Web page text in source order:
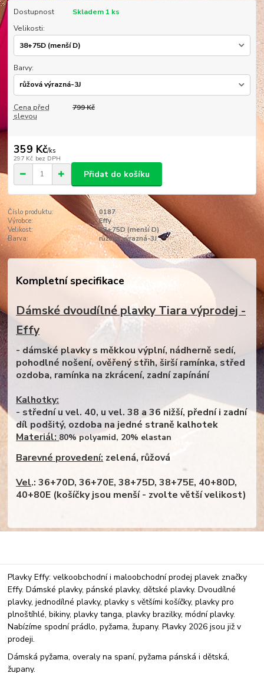
Dostupnost
Skladem 1 ks
Velikosti:
Barvy:
Cena před
slevou
799 Kč
359 Kč/ks
297 Kč bez DPH
Přidat do košíku
Číslo produktu:
0187
Výrobce:
Effy
Velikost:
38+75D (menší D)
Barva:
růžová výrazná-3J
Kompletní specifikace
Dámské dvoudílné plavky Tiara výprodej -
Effy
- dámské plavky s měkkou výplní, nádherně sedí,
pohodlné nošení, ověřený střih, širší ramínka, střed
ozdoba, ramínka na zkrácení, zadní zapínání
Kalhotky:
- střední u vel. 40, u vel. 38 a 36 nižší, přední i zadní
díl podšitý, ozdoba na jedné straně kalhotek
Materiál: 80% polyamid, 20% elastan
Barevné provedení: zelená, růžová
Vel.: 36+70D, 36+70E, 38+75D, 38+75E, 40+80D,
40+80E (košíčky jsou menší - zvolte větší velikost)
Plavky Effy: velkoobchodní i maloobchodní prodej plavek značky
Effy. Dámské plavky, pánské plavky, dětské plavky. Dvoudílné
plavky, jednodílné plavky, plavky s většími košíčky, plavky pro
plnoštíhlé, bikiny, plavky tanga, plavky brazilky, módní plavky.
Nabízíme spodní prádlo, pyžama, župany. Plavky 2026 jsou již v
prodeji.
Dámská pyžama, overaly na spaní, pyžama pánská i dětská,
župany.